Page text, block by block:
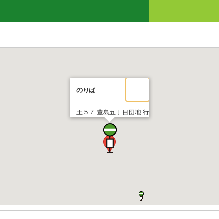
のりば
王５７ 豊島五丁目団地 行